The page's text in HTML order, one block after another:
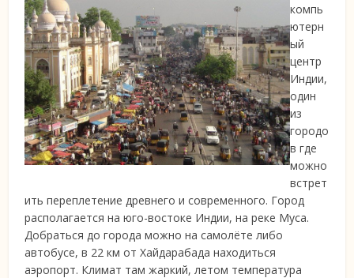
компь
ютерн
ый
центр
Индии,
один
из
городо
в где
можно
встрет
ить переплетение древнего и современного. Город
располагается наюго-востоке Индии, на реке Муса.
Добраться до города можно на самолёте либо
автобусе, в 22 км от Хайдарабада находиться
аэропорт. Климат там жаркий, летом температура